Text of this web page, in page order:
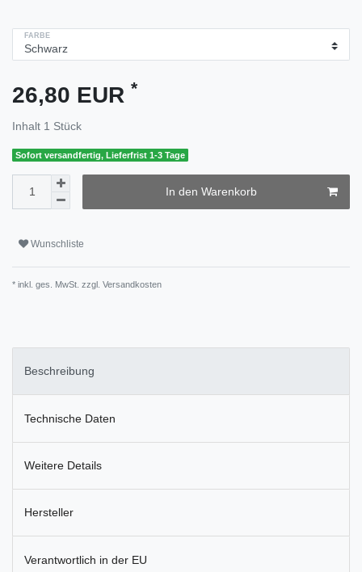
FARBE
26,80 EUR *
Inhalt 1 Stück
Sofort versandfertig, Lieferfrist 1-3 Tage
In den Warenkorb
Wunschliste
* inkl. ges. MwSt. zzgl. Versandkosten
Beschreibung
Technische Daten
Weitere Details
Hersteller
Verantwortlich in der EU